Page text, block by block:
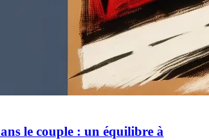
le couple : un équilibre à